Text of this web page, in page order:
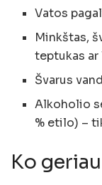
Vatos
Minkštas,
teptukas
Švarus
Alkoholio
% etilo) –
Ko